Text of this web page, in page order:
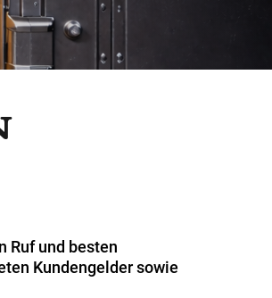
Ruf und besten
Kundengelder sowie